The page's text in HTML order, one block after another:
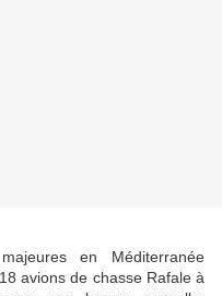
en Méditerranée
avions de chasse Rafale à